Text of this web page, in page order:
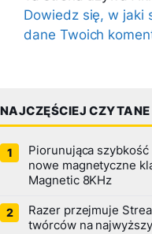
Dowiedz się, w jaki
dane Twoich
NAJCZĘŚCIEJ CZYTANE
Piorunująca
nowe magnetyczne
Magnetic 8KHz
Razer przejmuje
twórców na